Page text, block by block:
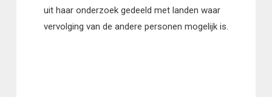
uit haar onderzoek gedeeld met landen waar
vervolging van de andere personen mogelijk is.